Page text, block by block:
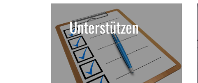
Unterstützen